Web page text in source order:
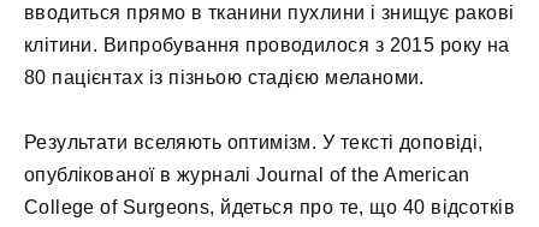
вводиться прямо в тканини пухлини і знищує ракові
клітини. Випробування проводилося з 2015 року на
80 пацієнтах із пізньою стадією меланоми.
Результати вселяють оптимізм. У тексті доповіді,
опублікованої в журналі Journal of the American
College of Surgeons, йдеться про те, що 40 відсотків